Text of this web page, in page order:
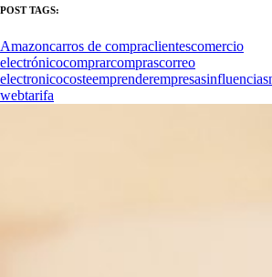
POST TAGS:
Amazoncarros de compraclientescomercio
electrónicocomprarcomprascorreo
electronicocosteemprenderempresasinfluencias
webtarifa